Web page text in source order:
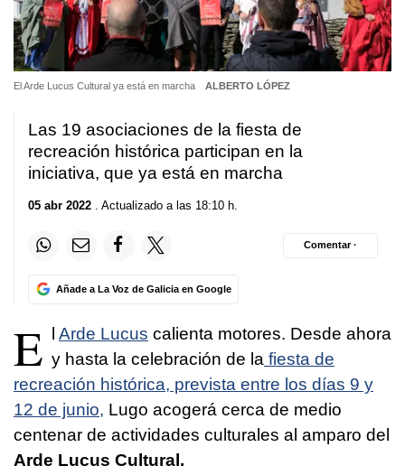
El Arde Lucus Cultural ya está en marcha ALBERTO LÓPEZ
Las 19 asociaciones de la fiesta de
recreación histórica participan en la
iniciativa, que ya está en marcha
05 abr 2022 . Actualizado a las 18:10 h.
Añade a La Voz de Galicia en Google
Comentar ·
E l Arde Lucus calienta motores. Desde ahora
y hasta la celebración de la fiesta de
recreación histórica, prevista entre los días 9 y
12 de junio, Lugo acogerá cerca de medio
centenar de actividades culturales al amparo del
Arde Lucus Cultural.